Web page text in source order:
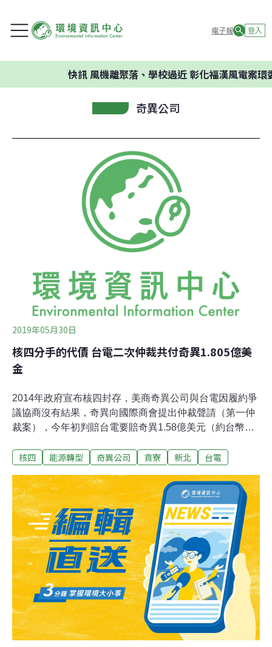
電子報 登入
快訊風機離聚落、學校過近 彰化福漢風電案環委建
奇異公司
2019年05月30日
核四分手的代價 台電二次仲裁共付奇異1.805億美
金
2014年政府宣布核四封存，美商奇異公司與台電因履約爭
議協商沒有結果，奇異向國際商會提出仲裁聲請（第一仲
裁案），今年初判賠台電要賠奇異1.58億美元（約台幣
構成契約終止，奇異再度提出仲裁聲請（第二仲裁案）。
幣7.11億元）達成和解。二案合計台電要賠1.805億美元，
相當於台幣55.85億元。台電公司與美商奇異公司所簽訂龍
門（核四）計畫「核反應器系統暨附屬系統、設備及服
務」契約。因政府宣布封存，台電在封存後，隨即停止支
付應付款項。對此，奇異2015年向國際商會國際仲裁院提
出仲裁聲請，即為第一仲裁案。之後，又因停工超過15
月，依約可構成契約終止，奇異於2017年再度提出「龍門
計畫NSSS契約終止費用求償」仲裁，即為第二仲裁案。
核四 能源轉型 奇異公司 貢寮 新北 台電